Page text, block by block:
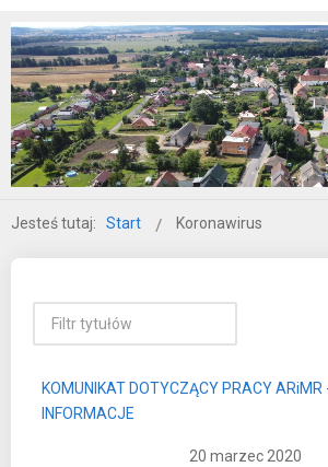
Jesteś tutaj: Start Koronawirus
KOMUNIKAT DOTYCZĄCY PRACY ARiMR
INFORMACJE
20 marzec 2020